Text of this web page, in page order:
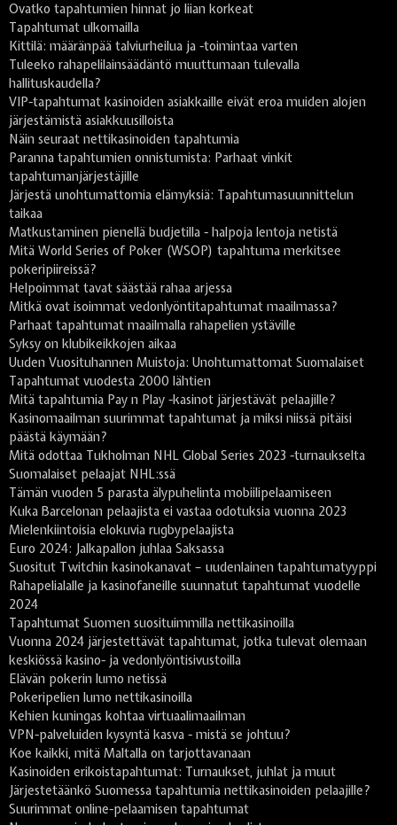
Ovatko tapahtumien hinnat jo liian korkeat
Tapahtumat ulkomailla
Kittilä: määränpää talviurheilua ja -toimintaa varten
Tuleeko rahapelilainsäädäntö muuttumaan tulevalla
hallituskaudella?
VIP-tapahtumat kasinoiden asiakkaille eivät eroa muiden alojen
järjestämistä asiakkuusilloista
Näin seuraat nettikasinoiden tapahtumia
Paranna tapahtumien onnistumista: Parhaat vinkit
tapahtumanjärjestäjille
Järjestä unohtumattomia elämyksiä: Tapahtumasuunnittelun
taikaa
Matkustaminen pienellä budjetilla - halpoja lentoja netistä
Mitä World Series of Poker (WSOP) tapahtuma merkitsee
pokeripiireissä?
Helpoimmat tavat säästää rahaa arjessa
Mitkä ovat isoimmat vedonlyöntitapahtumat maailmassa?
Parhaat tapahtumat maailmalla rahapelien ystäville
Syksy on klubikeikkojen aikaa
Uuden Vuosituhannen Muistoja: Unohtumattomat Suomalaiset
Tapahtumat vuodesta 2000 lähtien
Mitä tapahtumia Pay n Play -kasinot järjestävät pelaajille?
Kasinomaailman suurimmat tapahtumat ja miksi niissä pitäisi
päästä käymään?
Mitä odottaa Tukholman NHL Global Series 2023 -turnaukselta
Suomalaiset pelaajat NHL:ssä
Tämän vuoden 5 parasta älypuhelinta mobiilipelaamiseen
Kuka Barcelonan pelaajista ei vastaa odotuksia vuonna 2023
Mielenkiintoisia elokuvia rugbypelaajista
Euro 2024: Jalkapallon juhlaa Saksassa
Suositut Twitchin kasinokanavat – uudenlainen tapahtumatyyppi
Rahapelialalle ja kasinofaneille suunnatut tapahtumat vuodelle
2024
Tapahtumat Suomen suosituimmilla nettikasinoilla
Vuonna 2024 järjestettävät tapahtumat, jotka tulevat olemaan
keskiössä kasino- ja vedonlyöntisivustoilla
Elävän pokerin lumo netissä
Pokeripelien lumo nettikasinoilla
Kehien kuningas kohtaa virtuaalimaailman
VPN-palveluiden kysyntä kasva - mistä se johtuu?
Koe kaikki, mitä Maltalla on tarjottavanaan
Kasinoiden erikoistapahtumat: Turnaukset, juhlat ja muut
Järjestetäänkö Suomessa tapahtumia nettikasinoiden pelaajille?
Suurimmat online-pelaamisen tapahtumat